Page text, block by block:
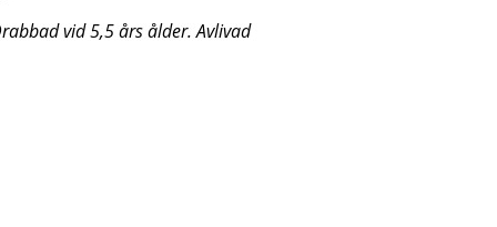
vid 5,5 års ålder. Avlivad